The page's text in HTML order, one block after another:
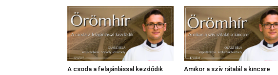
A csoda a felajánlással kezdődik Amikor a szív rátalál a kincsre